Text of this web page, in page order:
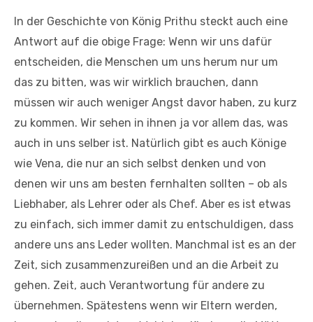
In der Geschichte von König Prithu steckt auch eine
Antwort auf die obige Frage: Wenn wir uns dafür
entscheiden, die Menschen um uns herum nur um
das zu bitten, was wir wirklich brauchen, dann
müssen wir auch weniger Angst davor haben, zu kurz
zu kommen. Wir sehen in ihnen ja vor allem das, was
auch in uns selber ist. Natürlich gibt es auch Könige
wie Vena, die nur an sich selbst denken und von
denen wir uns am besten fernhalten sollten – ob als
Liebhaber, als Lehrer oder als Chef. Aber es ist etwas
zu einfach, sich immer damit zu entschuldigen, dass
andere uns ans Leder wollten. Manchmal ist es an der
Zeit, sich zusammenzureißen und an die Arbeit zu
gehen. Zeit, auch Verantwortung für andere zu
übernehmen. Spätestens wenn wir Eltern werden,